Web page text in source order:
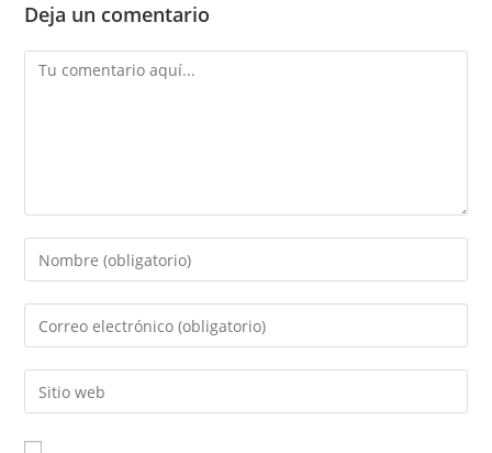
Deja un comentario
Comentario
Introducí
tu
nombre
de
usuario
para
Introducí
tu
dirección
de
Introducí
la
URL